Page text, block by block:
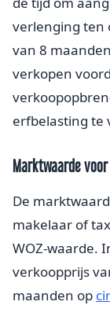
verlenging ten
van 8
verkopen
erfbelasting te
Marktwaarde
De
makelaar of
WOZ-waarde.
verkoopprijs
maanden op